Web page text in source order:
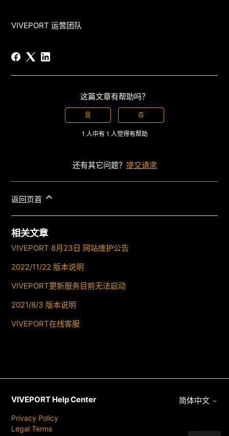
VIVEPORT 运营团队
这篇文章有帮助吗？
是 否
1 人中有 1 人觉得有帮助
还有其它问题？ 提交请求
返回页首
相关文章
VIVEPORT 8月23日 网站维护公告
2022/11/22 版本说明
VIVEPORT更新服务目前无法启动
2021/8/3 版本说明
VIVEPORT在线客服
VIVEPORT Help Center
Privacy Policy
Legal Terms
简体中文